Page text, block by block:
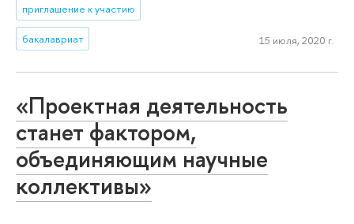
приглашение к участию
бакалавриат 15 июля, 2020 г.
«Проектная деятельность
станет фактором,
объединяющим научные
коллективы»